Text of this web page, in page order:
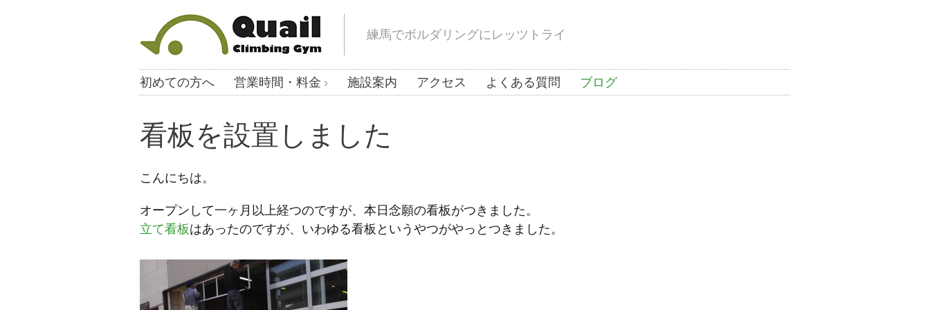
練馬でボルダリングにレッツトライ
初めての方へ 営業時間・料金 施設案内 アクセス よくある質問 ブログ
看板を設置しました
こんにちは。
オープンして一ヶ月以上経つのですが、本日念願の看板がつきました。
立て看板はあったのですが、いわゆる看板というやつがやっとつきました。